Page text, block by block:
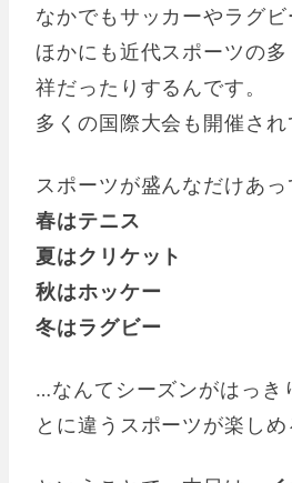
なかでもサッカーやラグビ
ほかにも近代スポーツの
祥だったりするんです。
多くの国際大会も開催され
スポーツが盛んなだけあっ
春はテニス
夏はクリケット
秋はホッケー
冬はラグビー
…なんてシーズンがはっき
とに違うスポーツが楽しめ